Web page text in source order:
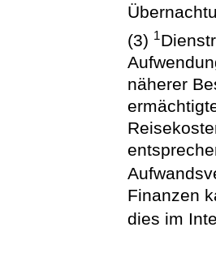
(3) 1
näherer
Finanzen
dies im